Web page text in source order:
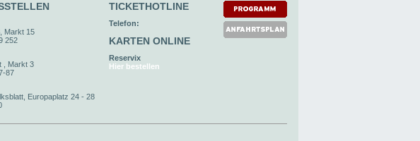
Markt 15
252
, Markt 3
87
Europaplatz 24 - 28
TICKETHOTLINE
Telefon:
KARTEN ONLINE
Reservix
Hier bestellen